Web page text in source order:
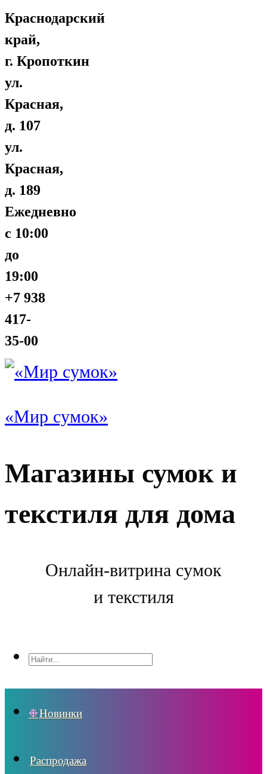
Краснодарский
край,
г. Кропоткин
ул.
Красная,
д. 107
ул.
Красная,
д. 189
Ежедневно
с 10:00
до
19:00
+7 938
417-
35-00
«Мир сумок»
Магазины сумок и
текстиля для дома
Онлайн-витрина сумок
и текстиля
Новинки
Распродажа